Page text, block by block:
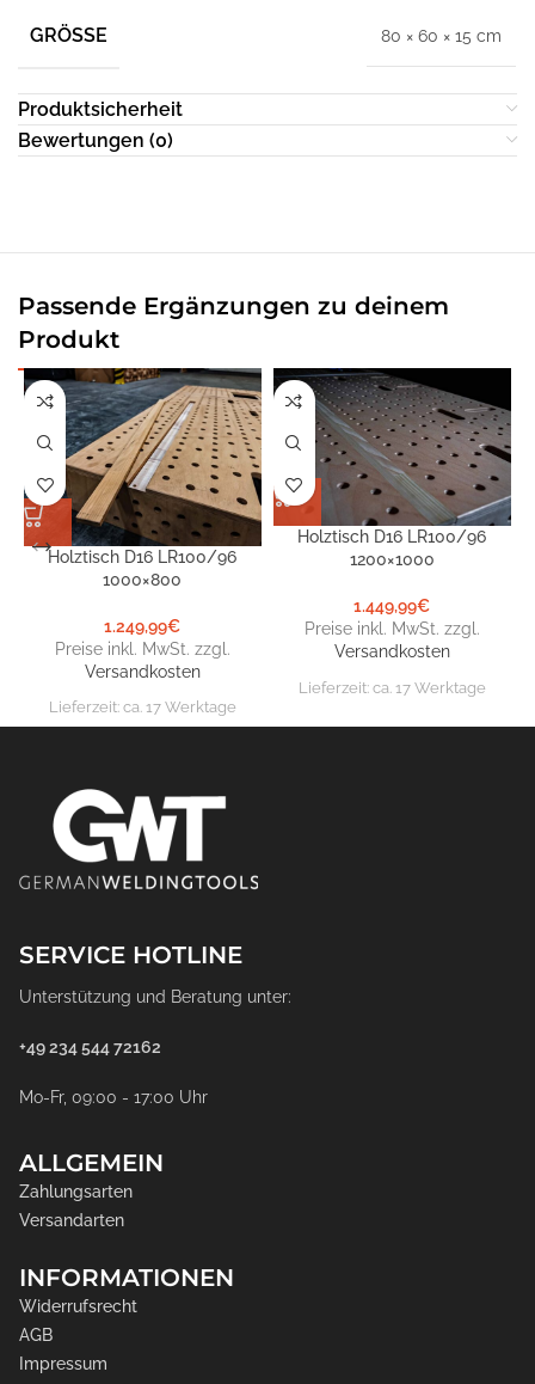
GRÖSSE 80 × 60 × 15 cm
Produktsicherheit
Bewertungen (0)
Passende Ergänzungen zu deinem
Produkt
Holztisch D16 LR100/96
1000×800
1.249,99€
Preise inkl. MwSt. zzgl.
Versandkosten
Lieferzeit: ca. 17 Werktage
Holztisch D16 LR100/96
1200×1000
1.449,99€
Preise inkl. MwSt. zzgl.
Versandkosten
Lieferzeit: ca. 17 Werktage
SERVICE HOTLINE
Unterstützung und Beratung unter:
+49 234 544 72162
Mo-Fr, 09:00 - 17:00 Uhr
ALLGEMEIN
Zahlungsarten
Versandarten
INFORMATIONEN
Widerrufsrecht
AGB
Impressum